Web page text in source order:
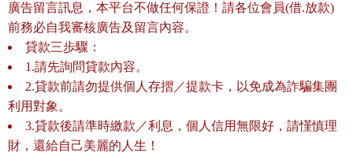
廣告留言訊息，本平台不做任何保證！請各位會員(借.放款)
前務必自我審核廣告及留言內容。
貸款三歩驟：
1.請先詢問貸款內容。
2.貸款前請勿提供個人存摺／提款卡，以免成為詐騙集團
利用對象。
3.貸款後請準時繳款／利息，個人信用無限好，請慬慎理
財，還給自己美麗的人生！